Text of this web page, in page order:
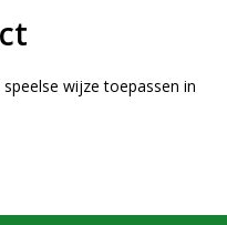
wijze toepassen in